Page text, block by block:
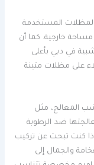
المظلات المستخدمة
خارجية. كما أن
في دبي بأعلى
على مظلات متينة
المعالج، مثل
ضد الرطوبة
كنت تبحث عن تركيب
والجمال إلى